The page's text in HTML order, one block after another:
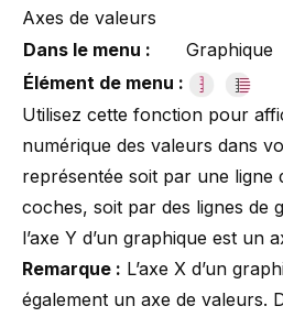
Axes de valeurs
Dans le menu :
Graphique
Élément de menu :
Utilisez cette fonction pour
numérique des valeurs dans
représentée soit par une ligne
coches, soit par des lignes de
l’axe Y d’un graphique est un
Remarque : L’axe X d’un
également un axe de valeurs.